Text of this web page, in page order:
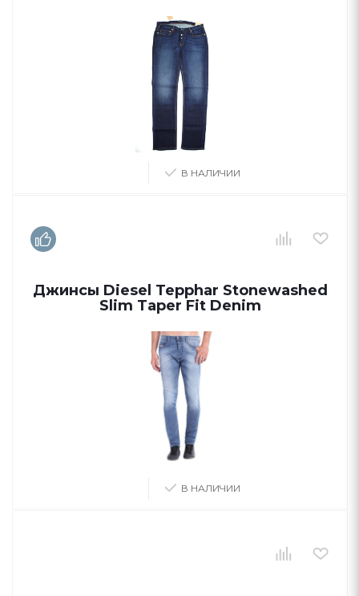
В НАЛИЧИИ
Джинсы Diesel Tepphar Stonewashed
Slim Taper Fit Denim
В НАЛИЧИИ